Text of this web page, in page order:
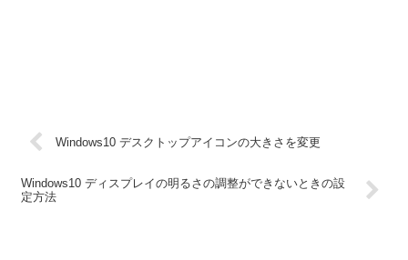
Windows10 デスクトップアイコンの大きさを変更
Windows10 ディスプレイの明るさの調整ができないときの設
定方法